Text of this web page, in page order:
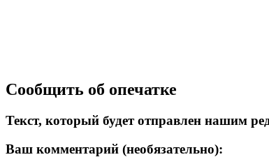
Сообщить об опечатке
Текст, который будет отправлен нашим
Ваш комментарий (необязательно):